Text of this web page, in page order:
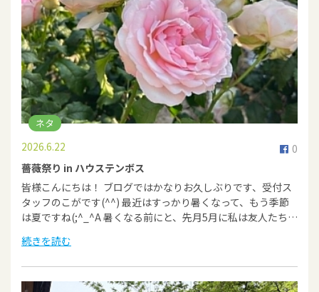
ネタ
0
2026.6.22
薔薇祭り in ハウステンボス
皆様こんにちは！ ブログではかなりお久しぶりです、受付ス
タッフのこがです(^^) 最近はすっかり暑くなって、もう季節
は夏ですね(;^_^A 暑くなる前にと、先月5月に私は友人たち…
続きを読む